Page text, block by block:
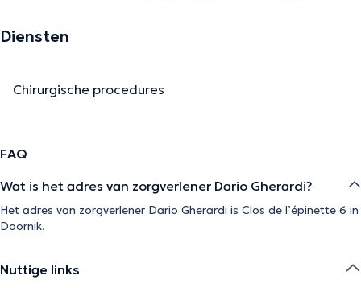
Diensten
Chirurgische procedures
FAQ
Wat is het adres van zorgverlener Dario Gherardi?
Het adres van zorgverlener Dario Gherardi is Clos de l’épinette 6 in
Doornik.
Nuttige links